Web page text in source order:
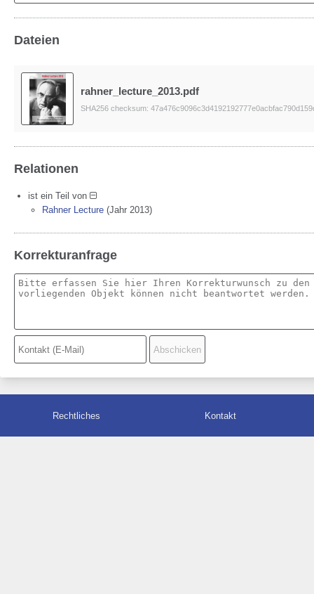
Dateien
rahner_lecture_2013.pdf
SHA256 checksum:
Relationen
ist ein Teil von
Rahner Lecture (Jahr 2013)
Korrekturanfrage
Rechtliches Kontakt